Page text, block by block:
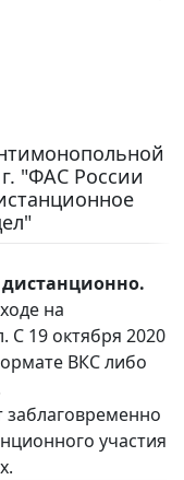
"ФАС России
на
С 19 октября 2020
ВКС либо
заблаговременно
участия